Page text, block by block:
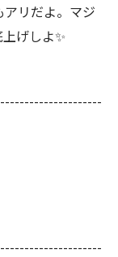
リだよ。マジ
げしよ✨